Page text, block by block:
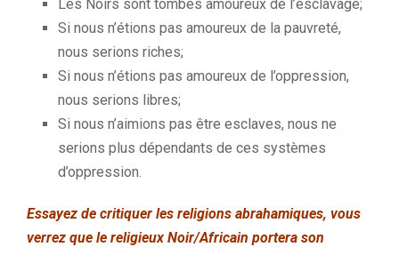
Les Noirs sont tombés amoureux de l’esclavage;
Si nous n’étions pas amoureux de la pauvreté,
nous serions riches;
Si nous n’étions pas amoureux de l’oppression,
nous serions libres;
Si nous n’aimions pas être esclaves, nous ne
serions plus dépendants de ces systèmes
d’oppression.
Essayez de critiquer les religions abrahamiques, vous
verrez que le religieux Noir/Africain portera son